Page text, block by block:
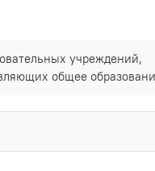
учреждений,
общее